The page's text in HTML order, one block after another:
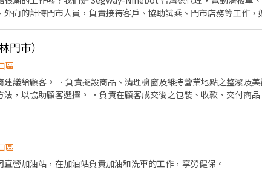
補貼 ★固定班別 ★完整教育訓練 快速問職缺🌟 https://lin.ee/
入後留下姓名 + 電話 + 截圖職缺🤩 🈚️詐騙🈚️💯安心就業💯
外向的計時門市人員，負責接待客戶、協助試乘、門市店務等工作
根據顧客需求推薦合適的產品。 3. 協助顧客辦理購買、付款及交車等相關
產品使用說明、保固維修、定期保養等。 2. 處理顧客的售後服務相關線上
保養等相關作業。 2. 協助處理產品維修案件，包括收件、送件等。
電動產品有興趣，願意主動學習相關知識。 3. 能搬運重物。
門市）
區
建議給顧客。 ．負責擺設商品、清理櫥窗及維持營業地點之整潔及
，以協助顧客選擇。 ．負責在顧客成交後之包裝、收款、交付商
區
營加油站，在加油站負責加油和洗車的工作，享勞健保。